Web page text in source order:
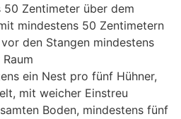
50 Zentimeter über dem
mindestens 50 Zentimetern
den Stangen mindestens
ein Nest pro fünf Hühner,
mit weicher Einstreu
Boden, mindestens fünf